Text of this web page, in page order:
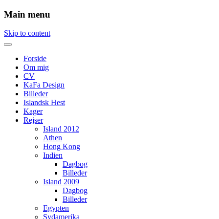
Main menu
Skip to content
Forside
Om mig
CV
KaFa Design
Billeder
Islandsk Hest
Kager
Rejser
Island 2012
Athen
Hong Kong
Indien
Dagbog
Billeder
Island 2009
Dagbog
Billeder
Egypten
Sydamerika